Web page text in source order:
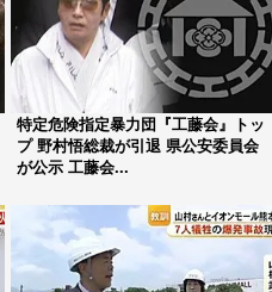
特定危険指定暴力団『工藤会』トッ
プ 野村悟総裁が引退 県公安委員会
が公示 工藤会...